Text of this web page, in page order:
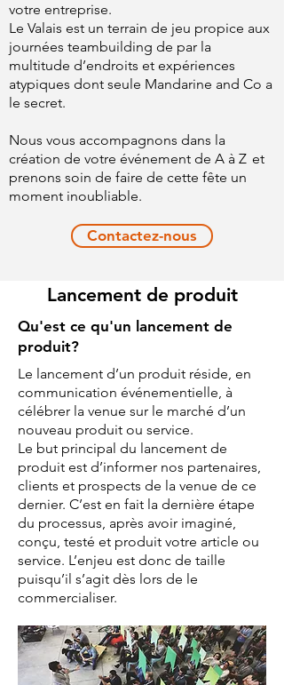
votre entreprise.
Le Valais est un terrain de jeu propice aux
journées teambuilding de par la
multitude d’endroits et expériences
atypiques dont seule Mandarine and Co a
le secret.
Nous vous accompagnons dans la
création de votre événement de A à Z et
prenons soin de faire de cette fête un
moment inoubliable.
Contactez-nous
Lancement de produit
Qu'est ce qu'un lancement de
produit?
Le lancement d’un produit réside, en
communication événementielle, à
célébrer la venue sur le marché d’un
nouveau produit ou service.
Le but principal du lancement de
produit est d’informer nos partenaires,
clients et prospects de la venue de ce
dernier. C’est en fait la dernière étape
du processus, après avoir imaginé,
conçu, testé et produit votre article ou
service. L’enjeu est donc de taille
puisqu’il s’agit dès lors de le
commercialiser.